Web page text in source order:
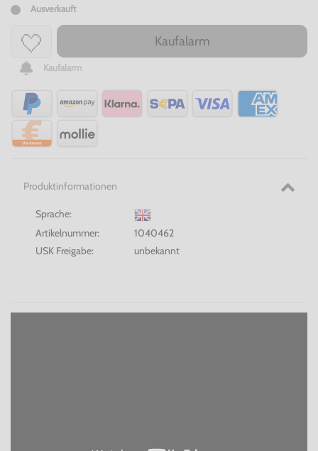
Ausverkauft
Kaufalarm
Kaufalarm
Produktinformationen
Sprache:
Artikelnummer:
1040462
USK Freigabe:
unbekannt